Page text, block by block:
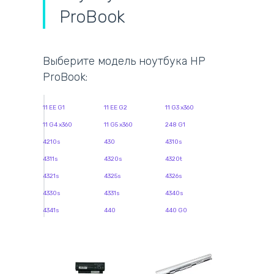
ProBook
Выберите модель ноутбука HP
ProBook:
11 EE G1 11 EE G2 11 G3 x360
11 G4 x360 11 G5 x360 248 G1
4210s 430 4310s
4311s 4320s 4320t
4321s 4325s 4326s
4330s 4331s 4340s
4341s 440 440 G0
4406S 4410s